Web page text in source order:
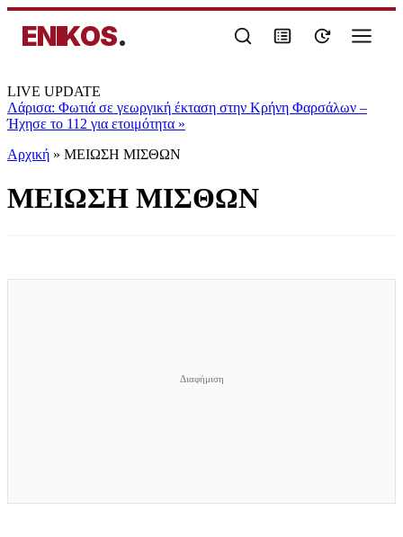
ENIKOS.
LIVE UPDATE
Λάρισα: Φωτιά σε γεωργική έκταση στην Κρήνη Φαρσάλων –
Ήχησε το 112 για ετοιμότητα »
Αρχική » ΜΕΙΩΣΗ ΜΙΣΘΩΝ
ΜΕΙΩΣΗ ΜΙΣΘΩΝ